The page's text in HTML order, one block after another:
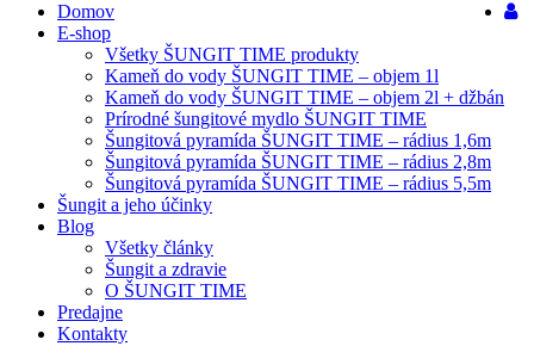
Domov
E-shop
Všetky ŠUNGIT TIME produkty
Kameň do vody ŠUNGIT TIME – objem 1l
Kameň do vody ŠUNGIT TIME – objem 2l + džbán
Prírodné šungitové mydlo ŠUNGIT TIME
Šungitová pyramída ŠUNGIT TIME – rádius 1,6m
Šungitová pyramída ŠUNGIT TIME – rádius 2,8m
Šungitová pyramída ŠUNGIT TIME – rádius 5,5m
Šungit a jeho účinky
Blog
Všetky články
Šungit a zdravie
O ŠUNGIT TIME
Predajne
Kontakty